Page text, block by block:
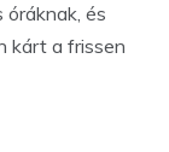
és
kárt a frissen